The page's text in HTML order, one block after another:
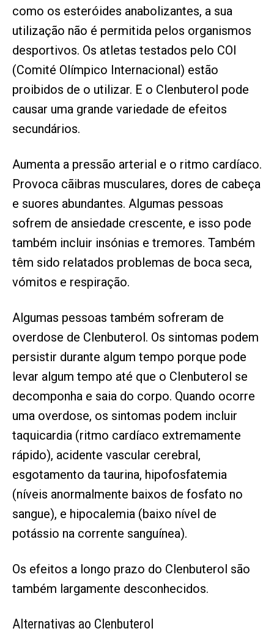
como os esteróides anabolizantes, a sua
utilização não é permitida pelos organismos
desportivos. Os atletas testados pelo COI
(Comité Olímpico Internacional) estão
proibidos de o utilizar. E o Clenbuterol pode
causar uma grande variedade de efeitos
secundários.
Aumenta a pressão arterial e o ritmo cardíaco.
Provoca cãibras musculares, dores de cabeça
e suores abundantes. Algumas pessoas
sofrem de ansiedade crescente, e isso pode
também incluir insónias e tremores. Também
têm sido relatados problemas de boca seca,
vómitos e respiração.
Algumas pessoas também sofreram de
overdose de Clenbuterol. Os sintomas podem
persistir durante algum tempo porque pode
levar algum tempo até que o Clenbuterol se
decomponha e saia do corpo. Quando ocorre
uma overdose, os sintomas podem incluir
taquicardia (ritmo cardíaco extremamente
rápido), acidente vascular cerebral,
esgotamento da taurina, hipofosfatemia
(níveis anormalmente baixos de fosfato no
sangue), e hipocalemia (baixo nível de
potássio na corrente sanguínea).
Os efeitos a longo prazo do Clenbuterol são
também largamente desconhecidos.
Alternativas ao Clenbuterol